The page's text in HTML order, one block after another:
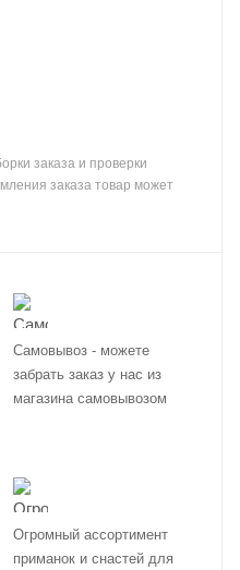
заказа и проверки
заказа товар может
Самовывоз - можете
забрать заказ у нас из
магазина самовывозом
Огромный ассортимент
приманок и снастей для